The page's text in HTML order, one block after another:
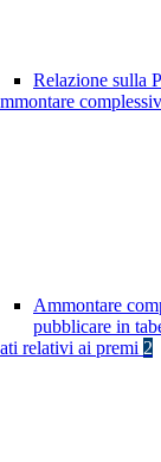
Relazione sulla
Ammontare
pubblicare in
relativi ai premi 2